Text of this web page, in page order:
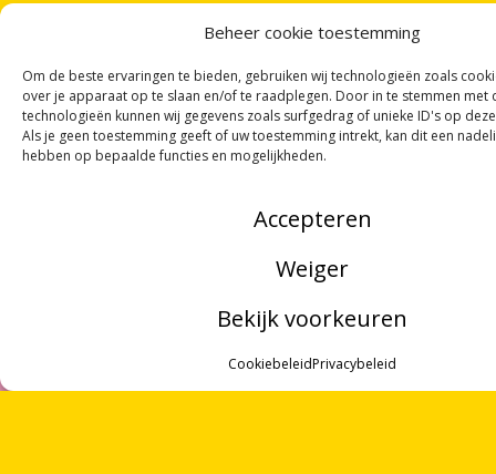
Beheer cookie toestemming
Om de beste ervaringen te bieden, gebruiken wij technologieën zoals
over je apparaat op te slaan en/of te raadplegen. Door in te stemmen met
technologieën kunnen wij gegevens zoals surfgedrag of unieke ID's op
Als je geen toestemming geeft of uw toestemming intrekt, kan dit een
hebben op bepaalde functies en mogelijkheden.
Accepteren
Weiger
Bekijk voorkeuren
CookiebeleidPrivacybeleid